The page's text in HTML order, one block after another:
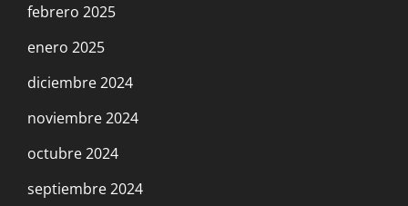
febrero 2025
enero 2025
diciembre 2024
noviembre 2024
octubre 2024
septiembre 2024